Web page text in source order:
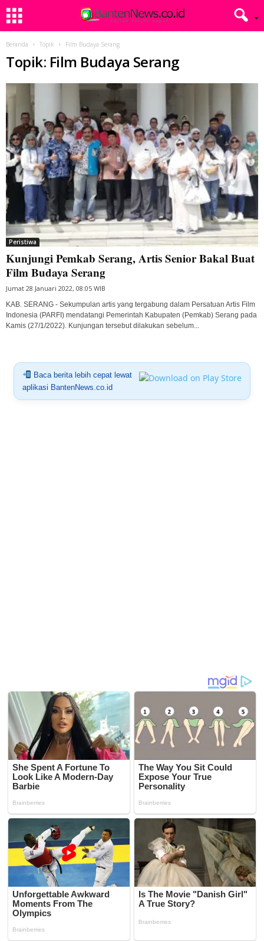
Beranda Topik Film Budaya Serang
Topik: Film Budaya Serang
Peristiwa
Kunjungi Pemkab Serang, Artis Senior Bakal Buat
Film Budaya Serang
Jumat 28 Januari 2022, 08:05 WIB
KAB. SERANG - Sekumpulan artis yang tergabung dalam Persatuan Artis Film
Indonesia (PARFI) mendatangi Pemerintah Kabupaten (Pemkab) Serang pada
Kamis (27/1/2022). Kunjungan tersebut dilakukan sebelum...
Baca berita lebih cepat lewat
aplikasi BantenNews.co.id